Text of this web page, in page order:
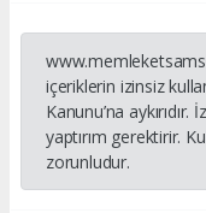
içeriklerin izinsiz
Kanunu’na
yaptırım gerektirir.
zorunludur.